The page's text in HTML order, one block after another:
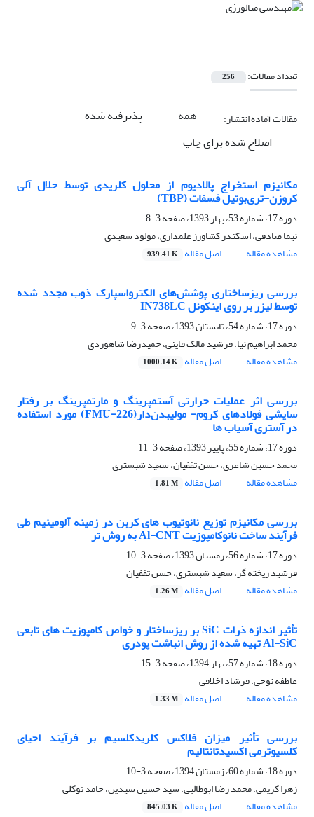
تعداد مقالات: 256
مقالات آماده انتشار: همه
پذیرفته شده
اصلاح شده برای چاپ
مکانیزم استخراج پالادیوم از محلول کلریدی توسط حلال آلی
کروزن-تری‌بوتیل فسفات (TBP)
دوره 17، شماره 53، بهار 1393، صفحه
3-8
نیما صادقی، اسکندر کشاورز علمداری، مولود سعیدی
مشاهده مقاله
اصل مقاله 939.41 K
بررسی ریزساختاری پوشش‌های الکترواسپارک ذوب مجدد شده
توسط لیزر بر روی اینکونل IN738LC
دوره 17، شماره 54، تابستان 1393، صفحه
3-9
محمد ابراهیم نیا، فرشید مالک قاینی، حمیدرضا شاهوردی
مشاهده مقاله
اصل مقاله 1000.14 K
بررسی اثر عملیات حرارتی آستمپرینگ و مارتمپرینگ بر رفتار
سایشی فولادهای کروم- مولیبدن‌دار(FMU-226) مورد استفاده
در آستری آسیاب ها
دوره 17، شماره 55، پاییز 1393، صفحه
3-11
محمد حسین شاعری، حسن ثقفیان، سعید شبستری
مشاهده مقاله
اصل مقاله 1.81 M
بررسی مکانیزم توزیع نانوتیوب های کربن در زمینه آلومینیم طی
فرآیند ساخت نانوکامپوزیت Al-CNT به روش تر
دوره 17، شماره 56، زمستان 1393، صفحه
3-10
فرشید ریخته گر، سعید شبستری، حسن ثقفیان
مشاهده مقاله
اصل مقاله 1.26 M
تأثیر اندازه ذرات SiC بر ریزساختار و خواص کامپوزیت های تابعی
Al-SiC تهیه شده از روش انباشت پودری
دوره 18، شماره 57، بهار 1394، صفحه
3-15
عاطفه نوحی، فرشاد اخلاقی
مشاهده مقاله
اصل مقاله 1.33 M
بررسی تأثیر میزان فلاکس کلریدکلسیم بر فرآیند احیای
کلسیوترمی اکسیدتانتالیم
دوره 18، شماره 60، زمستان 1394، صفحه
3-10
زهرا کریمی، محمد رضا ابوطالبی، سید حسین سیدین، حامد توکلی
مشاهده مقاله
اصل مقاله 845.03 K